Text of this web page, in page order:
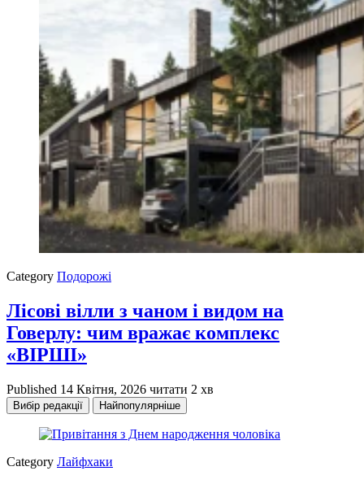
Category Подорожі
Лісові вілли з чаном і видом на
Говерлу: чим вражає комплекс
«ВІРШІ»
Published 14 Квітня, 2026 читати 2 хв
Вибір редакції Найпопулярніше
Category Лайфхаки